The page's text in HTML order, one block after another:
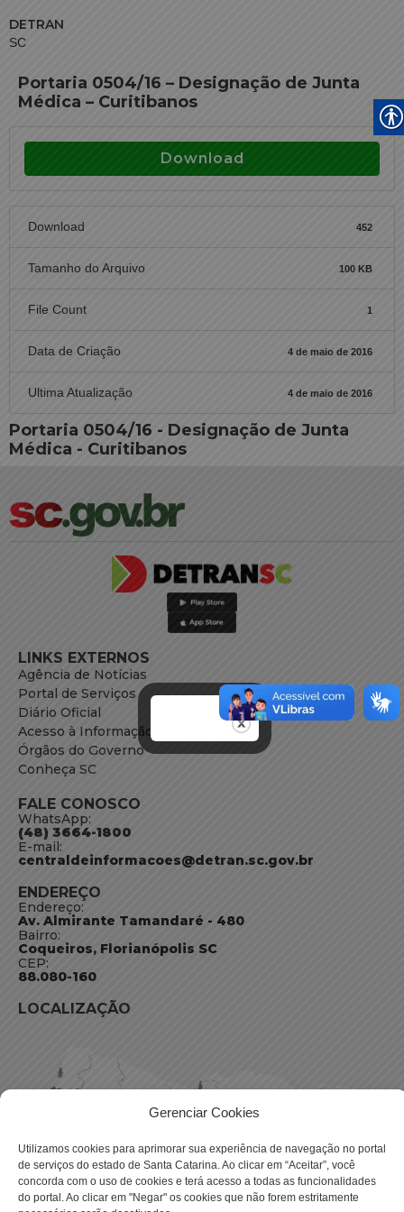
Gerenciar Cookies
Utilizamos cookies para aprimorar sua experiência de navegação no portal
de serviços do estado de Santa Catarina. Ao clicar em “Aceitar”, você
concorda com o uso de cookies e terá acesso a todas as funcionalidades
do portal. Ao clicar em "Negar" os cookies que não forem estritamente
DETRAN
SC
Portaria 0504/16 – Designação de Junta
Médica – Curitibanos
Download
Download 452
Tamanho do Arquivo 100 KB
File Count 1
Data de Criação 4 de maio de 2016
Ultima Atualização 4 de maio de 2016
Portaria 0504/16 - Designação de Junta
Médica - Curitibanos
LINKS EXTERNOS
Agência de Notícias
Portal de Serviços
Diário Oficial
Acesso à Informação
Órgãos do Governo
Conheça SC
FALE CONOSCO
WhatsApp:
(48) 3664-1800
E-mail:
centraldeinformacoes@detran.sc.gov.br
ENDEREÇO
Endereço:
Av. Almirante Tamandaré - 480
Bairro:
Coqueiros, Florianópolis SC
CEP:
88.080-160
LOCALIZAÇÃO